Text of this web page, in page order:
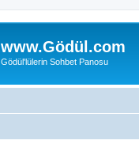
www.Gödül.com
Gödül'lülerin Sohbet Panosu